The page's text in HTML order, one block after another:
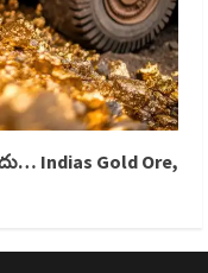
Indias Gold Ore,